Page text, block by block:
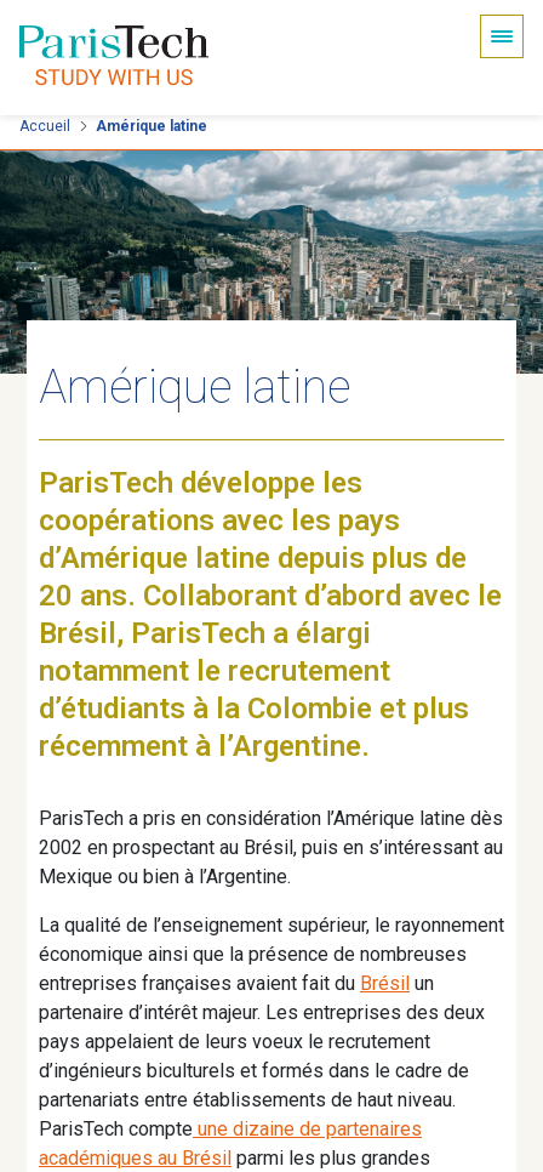
Aller
au
contenu
principal
Accueil Amérique latine
Amérique latine
ParisTech développe les
coopérations avec les pays
d’Amérique latine depuis plus de
20 ans. Collaborant d’abord avec le
Brésil, ParisTech a élargi
notamment le recrutement
d’étudiants à la Colombie et plus
récemment à l’Argentine.
ParisTech a pris en considération l’Amérique latine dès
2002 en prospectant au Brésil, puis en s’intéressant au
Mexique ou bien à l’Argentine.
La qualité de l’enseignement supérieur, le rayonnement
économique ainsi que la présence de nombreuses
entreprises françaises avaient fait du Brésil un
partenaire d’intérêt majeur. Les entreprises des deux
pays appelaient de leurs voeux le recrutement
d’ingénieurs biculturels et formés dans le cadre de
partenariats entre établissements de haut niveau.
ParisTech compte une dizaine de partenaires
académiques au Brésil parmi les plus grandes